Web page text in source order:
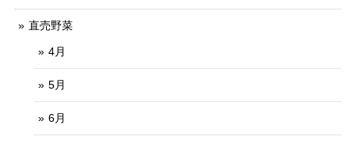
直売野菜
4月
5月
6月